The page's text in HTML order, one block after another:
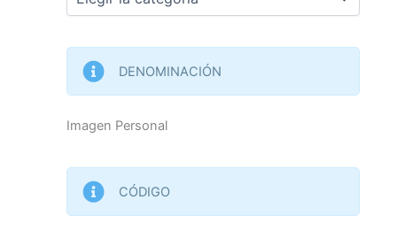
DENOMINACIÓN
Imagen Personal
CÓDIGO